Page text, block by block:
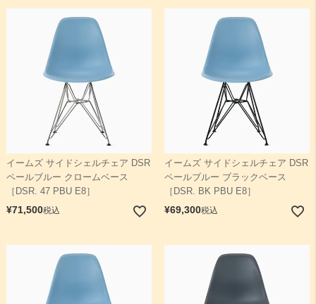
イームズ サイドシェルチェア DSR
ペールブルー クロームベース
［DSR. 47 PBU E8］
¥71,500税込
イームズ サイドシェルチェア DSR
ペールブルー ブラックベース
［DSR. BK PBU E8］
¥69,300税込